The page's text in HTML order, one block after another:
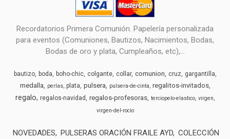
Recordatorios Primera Comunión. Papelería personalizada
para eventos (Comuniones, Bautizos, Nacimientos, Bodas,
Bodas de oro y plata, Cumpleaños, etc),...
bautizo boda boho-chic colgante collar comunion cruz gargantilla
medalla perlas plata pulsera pulsera-de-cinta regalitos-invitados
regalo regalos-navidad regalos-profesoras terciopelo-elastico virgen
virgen-del-rocio
NOVEDADES PULSERAS ORACIÓN FRAILE AYD COLECCIÓN